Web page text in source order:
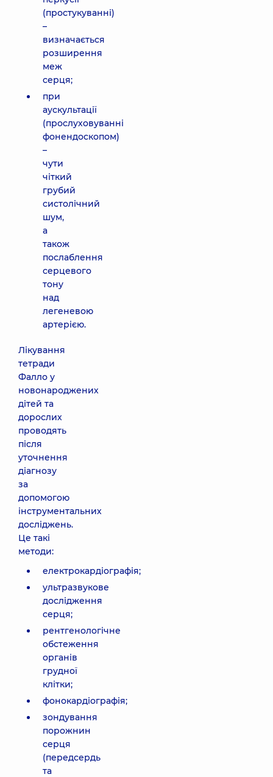
(простукуванні)
–
визначається
розширення
меж
серця;
при
аускультації
(прослуховуванні
фонендоскопом)
–
чути
чіткий
грубий
систолічний
шум,
а
також
послаблення
серцевого
тону
над
легеневою
артерією.
Лікування
тетради
Фалло у
новонароджених
дітей та
дорослих
проводять
після
уточнення
діагнозу
за
допомогою
інструментальних
досліджень.
Це такі
методи:
електрокардіографія;
ультразвукове
дослідження
серця;
рентгенологічне
обстеження
органів
грудної
клітки;
фонокардіографія;
зондування
порожнин
серця
(передсердь
та